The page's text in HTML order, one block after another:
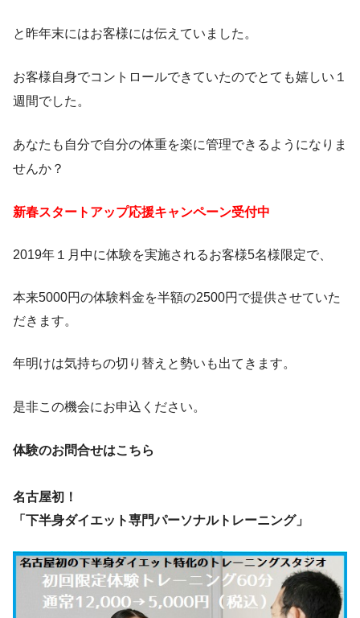
と昨年末にはお客様には伝えていました。
お客様自身でコントロールできていたのでとても嬉しい１
週間でした。
あなたも自分で自分の体重を楽に管理できるようになりま
せんか？
新春スタートアップ応援キャンペーン受付中
2019年１月中に体験を実施されるお客様5名様限定で、
本来5000円の体験料金を半額の2500円で提供させていた
だきます。
年明けは気持ちの切り替えと勢いも出てきます。
是非この機会にお申込ください。
体験のお問合せはこちら
名古屋初！
「下半身ダイエット専門パーソナルトレーニング」